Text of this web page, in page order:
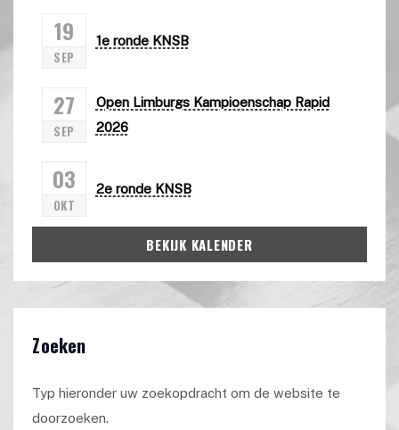
19
SEP
1e ronde KNSB
27
SEP
Open Limburgs Kampioenschap Rapid
2026
03
OKT
2e ronde KNSB
BEKIJK KALENDER
Zoeken
Typ hieronder uw zoekopdracht om de website te
doorzoeken.